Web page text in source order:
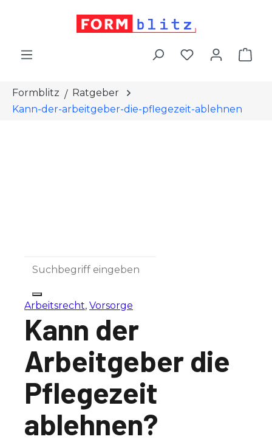
Formblitz
Ratgeber
Kann-der-arbeitgeber-die-pflegezeit-ablehnen
Arbeitsrecht, Vorsorge
Kann der
Arbeitgeber die
Pflegezeit
ablehnen?